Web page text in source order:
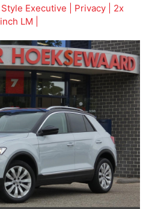
Executive | Privacy | 2x
LM |